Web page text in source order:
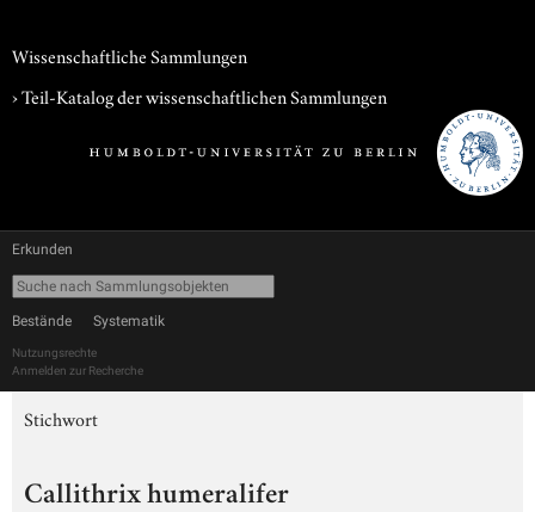
Wissenschaftliche Sammlungen
› Teil-Katalog der wissenschaftlichen Sammlungen
Erkunden
Bestände Systematik
Nutzungsrechte
Anmelden zur Recherche
Stichwort
Callithrix humeralifer